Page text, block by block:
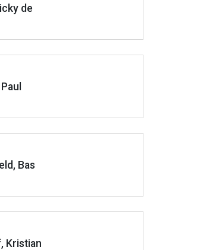
de
Bas
Kristian